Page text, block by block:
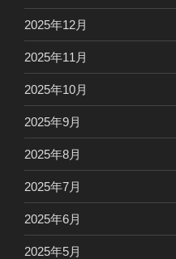
2025年12月
2025年11月
2025年10月
2025年9月
2025年8月
2025年7月
2025年6月
2025年5月